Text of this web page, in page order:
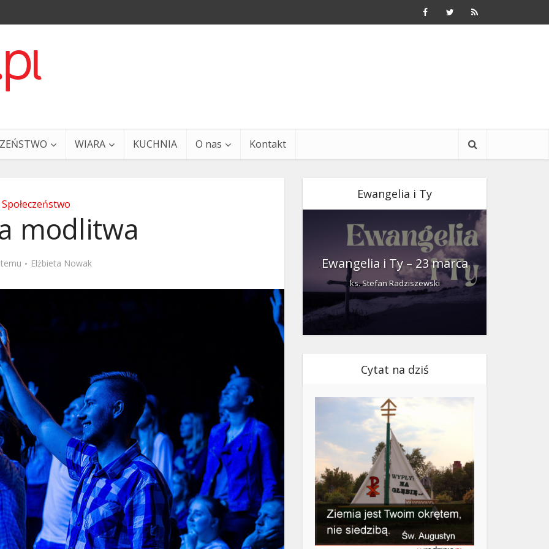
WIARA KUCHNIA O nas Kontakt
Społeczeństwo
modlitwa
Elżbieta Nowak
Ewangelia i Ty
i Ty – 29 grudnia Ewangelia i Ty – 23 marca
ks. Stefan Radziszewski
Cytat na dziś